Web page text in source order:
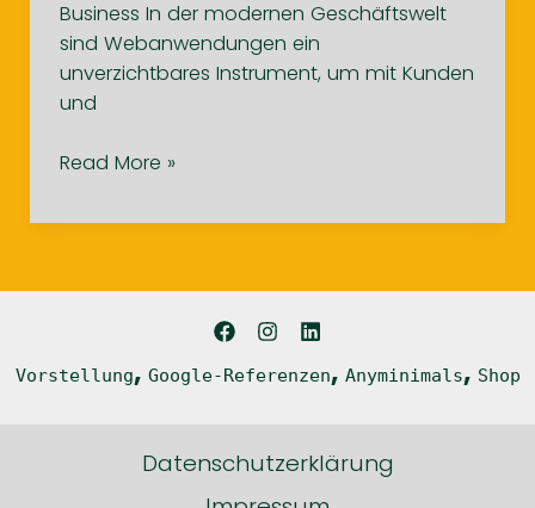
Business In der modernen Geschäftswelt
sind Webanwendungen ein
unverzichtbares Instrument, um mit Kunden
und
Die
von
Read More »
Vorstellung, Google-Referenzen, Anyminimals, Shop
Datenschutzerklärung